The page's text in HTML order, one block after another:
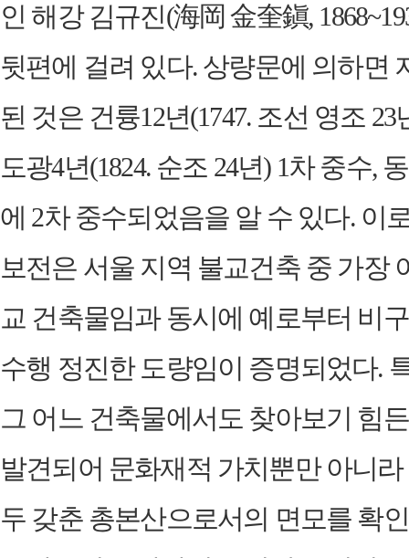
인 해강 김규진(海岡 金奎鎭,
뒷편에 걸려 있다. 상량문에 의하면
된 것은 건륭12년(1747. 조선 영조
도광4년(1824. 순조 24년) 1차 중수,
에 2차 중수되었음을 알 수 있다. 이
보전은 서울 지역 불교건축 중 가장
교 건축물임과 동시에 예로부터 비
수행 정진한 도량임이 증명되었다.
그 어느 건축물에서도 찾아보기 힘
발견되어 문화재적 가치뿐만 아니
두 갖춘 총본산으로서의 면모를 확